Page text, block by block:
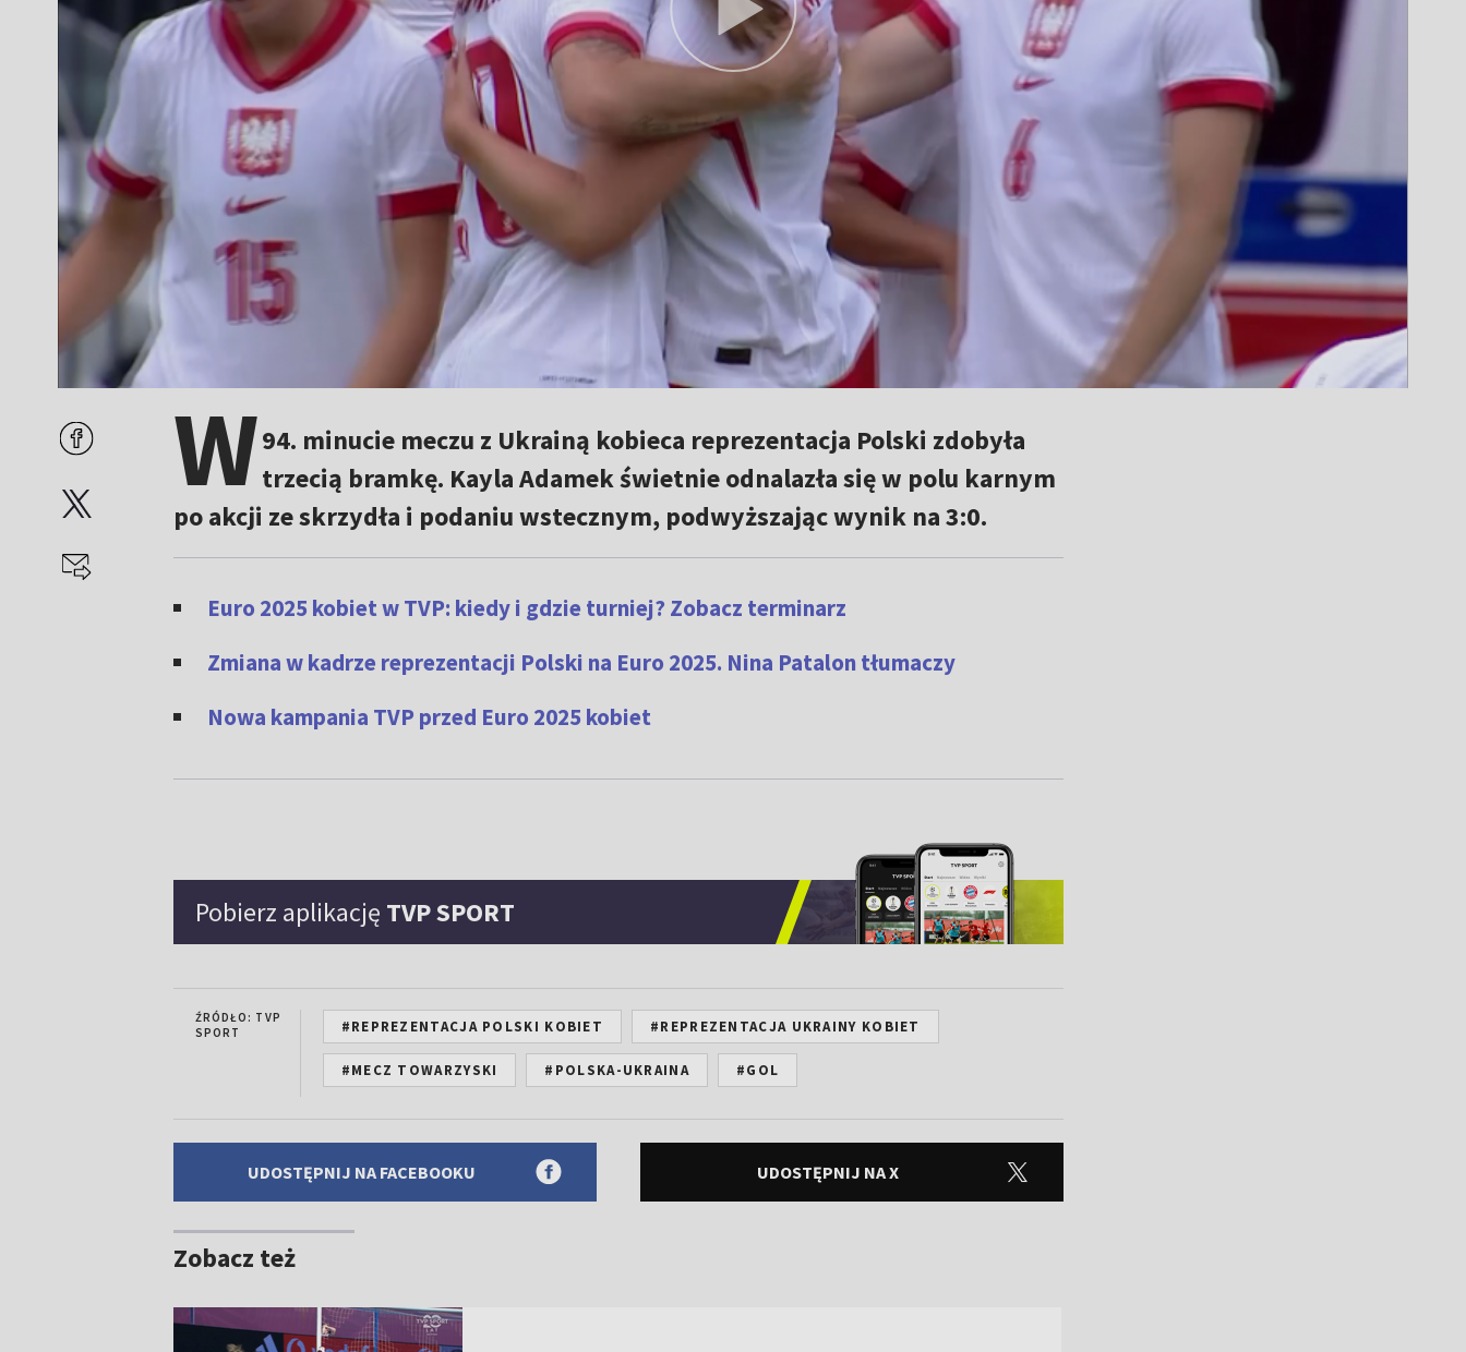
W94. minucie meczu z Ukrainą kobieca reprezentacja Polski zdobyła
trzecią bramkę. Kayla Adamek świetnie odnalazła się w polu karnym
po akcji ze skrzydła i podaniu wstecznym, podwyższając wynik na 3:0.
Euro 2025 kobiet w TVP: kiedy i gdzie turniej? Zobacz terminarz
Zmiana w kadrze reprezentacji Polski na Euro 2025. Nina Patalon tłumaczy
Nowa kampania TVP przed Euro 2025 kobiet
Pobierz aplikację TVP SPORT
ŹRÓDŁO: TVP
SPORT
#REPREZENTACJA POLSKI KOBIET #REPREZENTACJA UKRAINY KOBIET
#MECZ TOWARZYSKI #POLSKA-UKRAINA #GOL
UDOSTĘPNIJ NA FACEBOOKU UDOSTĘPNIJ NA X
Zobacz też